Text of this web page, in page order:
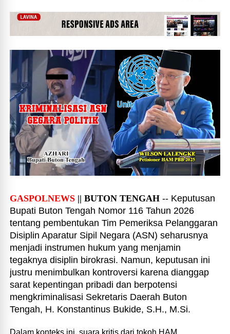
GASPOLNEWS || BUTON TENGAH -- Keputusan
Bupati Buton Tengah Nomor 116 Tahun 2026
tentang pembentukan Tim Pemeriksa Pelanggaran
Disiplin Aparatur Sipil Negara (ASN) seharusnya
menjadi instrumen hukum yang menjamin
tegaknya disiplin birokrasi. Namun, keputusan ini
justru menimbulkan kontroversi karena dianggap
sarat kepentingan pribadi dan berpotensi
mengkriminalisasi Sekretaris Daerah Buton
Tengah, H. Konstantinus Bukide, S.H., M.Si.
Dalam konteks ini, suara kritis dari tokoh HAM